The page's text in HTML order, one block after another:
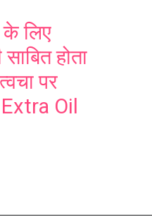
लिए
होता
पर
Extra Oil